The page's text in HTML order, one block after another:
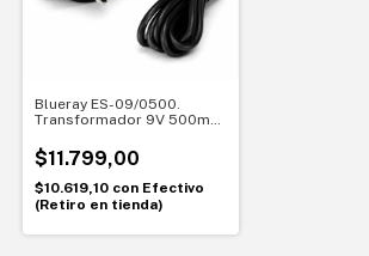
Blueray ES-09/0500.
Transformador 9V 500mA
$11.799,00
$10.619,10 con Efectivo
(Retiro en tienda)